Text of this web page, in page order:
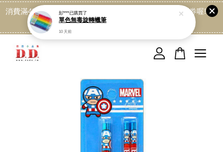
消費滿499免運喔, 記得加LINE:@dede168 領取專屬折扣券喔!
點我
您的購物車目前還是空的。
繼續購物
10 天前